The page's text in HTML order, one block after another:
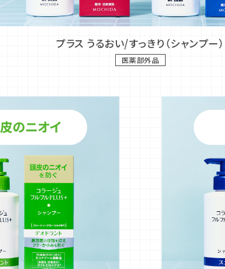
プラス うるおい/すっきり（シャンプー）
医薬部外品